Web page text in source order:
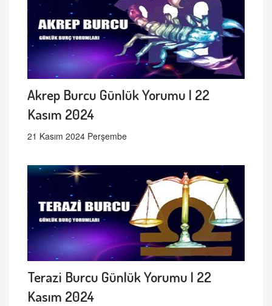
Akrep Burcu Günlük Yorumu | 22
Kasım 2024
21 Kasım 2024 Perşembe
Terazi Burcu Günlük Yorumu | 22
Kasım 2024